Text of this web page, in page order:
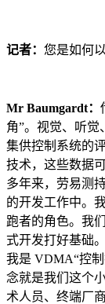
记者： 您是如何
Mr Baumgardt：
角”。视觉、听
集供控制系统的
技术，这些数据
多年来，劳易测
的开发工作中。
跑者的角色。我
式开发打好基础。
我是 VDMA“控
念就是我们这个
术人员、终端厂